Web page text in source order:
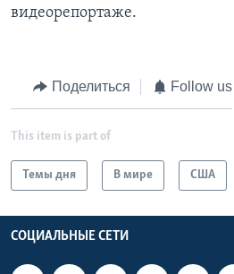
видеорепортаже.
Поделиться Follow us
This item is part of
Темы дня В мире США
СОЦИАЛЬНЫЕ СЕТИ